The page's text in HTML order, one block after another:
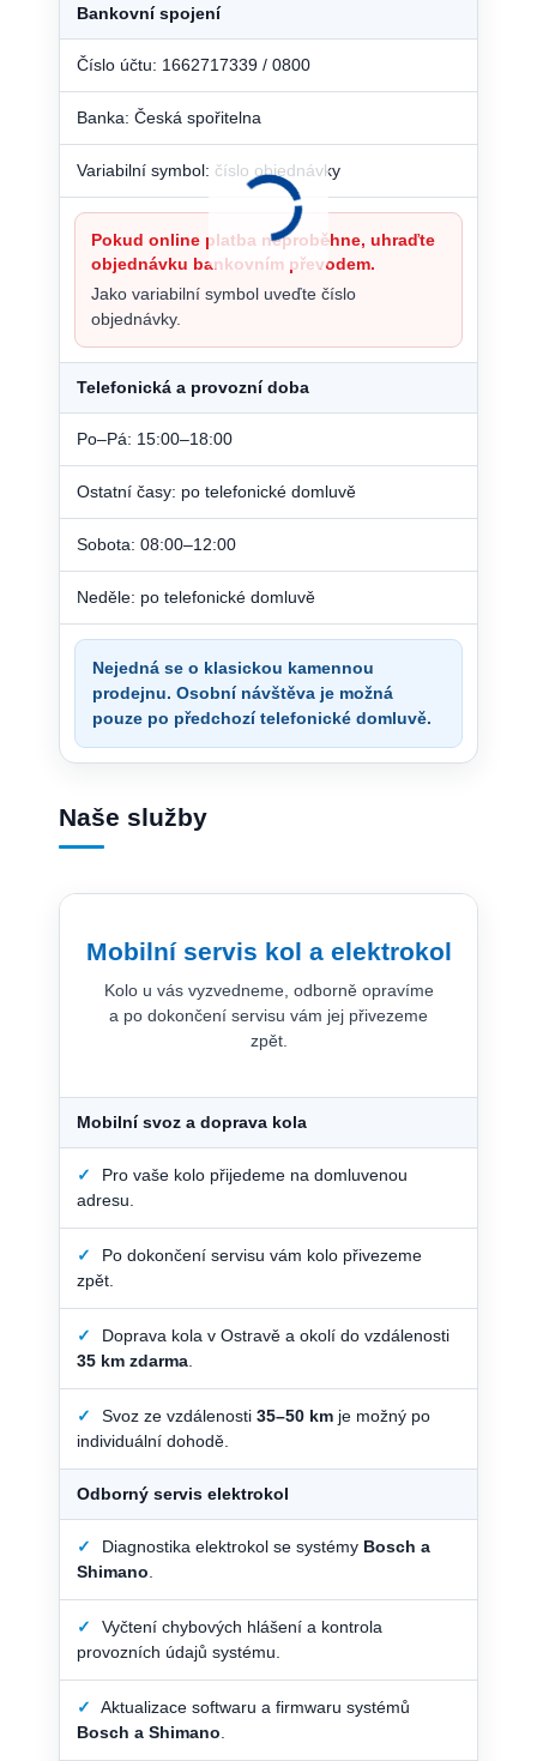
Bankovní spojení
Číslo účtu: 1662717339 / 0800
Banka: Česká spořitelna
Variabilní symbol: číslo objednávky
Pokud online platba neproběhne, uhraďte
objednávku bankovním převodem.
Jako variabilní symbol uveďte číslo
objednávky.
Telefonická a provozní doba
Po–Pá: 15:00–18:00
Ostatní časy: po telefonické domluvě
Sobota: 08:00–12:00
Neděle: po telefonické domluvě
Nejedná se o klasickou kamennou
prodejnu. Osobní návštěva je možná
pouze po předchozí telefonické domluvě.
Naše služby
Mobilní servis kol a elektrokol
Kolo u vás vyzvedneme, odborně opravíme
a po dokončení servisu vám jej přivezeme
zpět.
Mobilní svoz a doprava kola
✓
Pro vaše kolo přijedeme na domluvenou
adresu.
✓
Po dokončení servisu vám kolo přivezeme
zpět.
✓
Doprava kola v Ostravě a okolí do vzdálenosti
35 km zdarma
✓ Svoz ze vzdálenosti 35–50 km je možný po
individuální dohodě.
Odborný servis elektrokol
✓ Diagnostika elektrokol se systémy Bosch a
Shimano
✓
Vyčtení chybových hlášení a kontrola
provozních údajů systému.
✓
Aktualizace softwaru a firmwaru systémů
Bosch a Shimano